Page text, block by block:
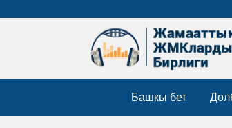
Башкы бет